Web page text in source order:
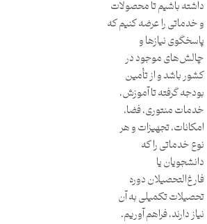
داشته باشیم تا محصولات
و خدماتی را عرضه کنیم که
پاسخگوی نیازها و
چالش‌های موجود در
کشور باشد و از تأمین
بودجه گرفته تا آموزش،
خدمات منتوری، فضا،
امکانات، تجهیزات و هر
نوع خدماتی را که
دانشجویان یا
فارغ‌التحصیلان دوره
تحصیلات تکمیلی به آن
نیاز دارند، فراهم آوریم.